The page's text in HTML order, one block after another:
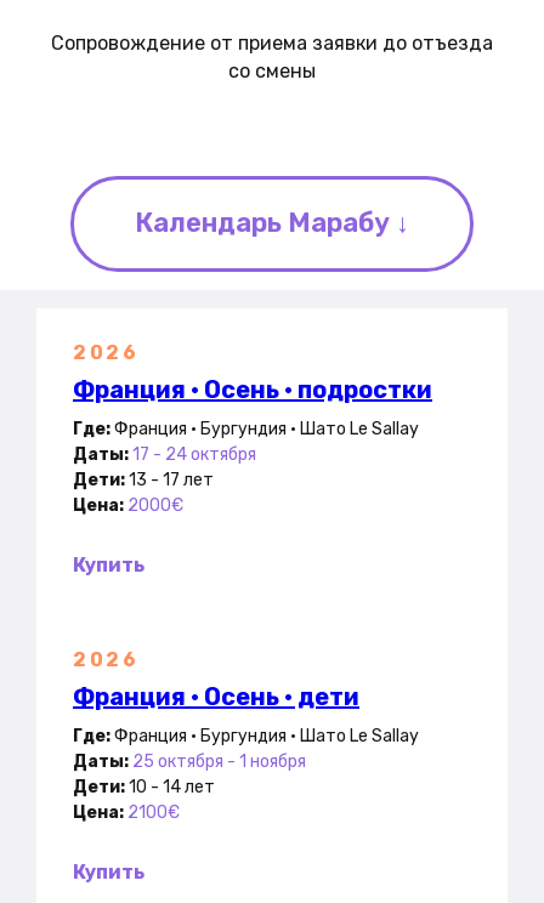
Сопровождение от приема заявки до отъезда
со смены
Календарь Марабу ↓
2026
Франция • Осень • подростки
Где:Франция • Бургундия • Шато Le Sallay
Даты:17 - 24 октября
Дети:13 - 17 лет
Цена: 2000€
Купить
2026
Франция • Осень • дети
Где:Франция • Бургундия • Шато Le Sallay
Даты: 25 октября - 1 ноября
Дети:10 - 14 лет
Цена: 2100€
Купить